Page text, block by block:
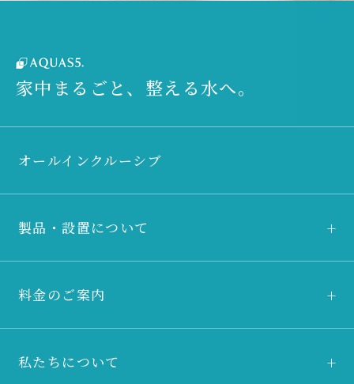
家中まるごと、整える水へ。
オールインクルーシブ
製品・設置について
料金のご案内
私たちについて